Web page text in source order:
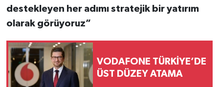
destekleyen her adımı stratejik bir yatırım
olarak görüyoruz”
VODAFONE TÜRKİYE’DE
ÜST DÜZEY ATAMA